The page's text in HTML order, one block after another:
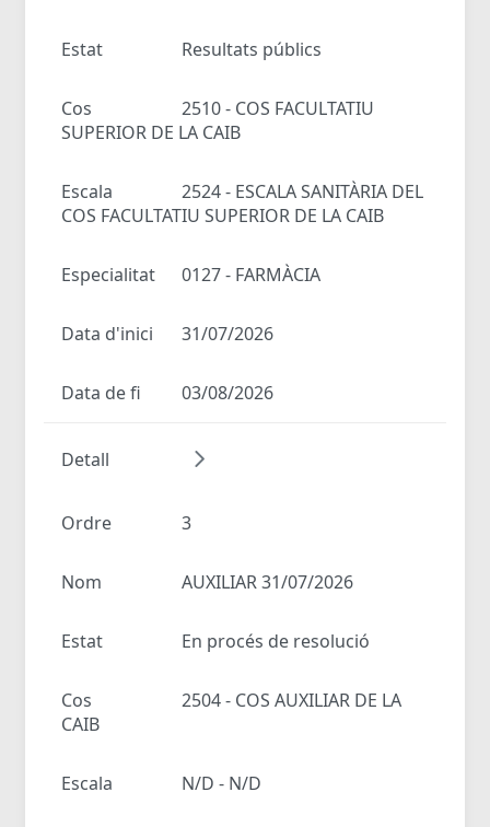
Estat Resultats públics
Cos
2510 - COS FACULTATIU
SUPERIOR DE LA CAIB
Escala
2524 - ESCALA SANITÀRIA DEL
COS FACULTATIU SUPERIOR DE LA CAIB
Especialitat 0127 - FARMÀCIA
Data d'inici 31/07/2026
Data de fi 03/08/2026
Detall
Ordre 3
Nom AUXILIAR 31/07/2026
Estat En procés de resolució
Cos
2504 - COS AUXILIAR DE LA
CAIB
Escala N/D - N/D